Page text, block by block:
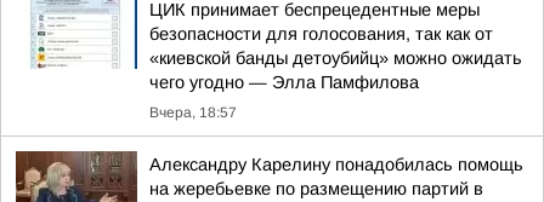
ЦИК принимает беспрецедентные меры
безопасности для голосования, так как от
«киевской банды детоубийц» можно ожидать
чего угодно — Элла Памфилова
Вчера, 18:57
Александру Карелину понадобилась помощь
на жеребьевке по размещению партий в